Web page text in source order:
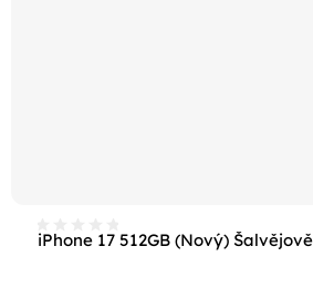
iPhone 17 512GB (Nový)